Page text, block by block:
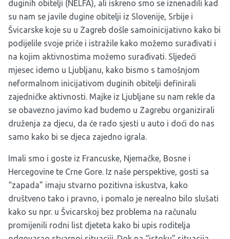
duginih obitelji (NELFA), ali iskreno smo se iznenadili kad
su nam se javile dugine obitelji iz Slovenije, Srbije i
Švicarske koje su u Zagreb došle samoinicijativno kako bi
podijelile svoje priče i istražile kako možemo surađivati i
na kojim aktivnostima možemo surađivati. Sljedeći
mjesec idemo u Ljubljanu, kako bismo s tamošnjom
neformalnom inicijativom duginih obitelji definirali
zajedničke aktivnosti. Majke iz Ljubljane su nam rekle da
se obavezno javimo kad budemo u Zagrebu organizirali
druženja za djecu, da će rado sjesti u auto i doći do nas
samo kako bi se djeca zajedno igrala.
Imali smo i goste iz Francuske, Njemačke, Bosne i
Hercegovine te Crne Gore. Iz naše perspektive, gosti sa
“zapada” imaju stvarno pozitivna iskustva, kako
društveno tako i pravno, i pomalo je nerealno bilo slušati
kako su npr. u Švicarskoj bez problema na računalu
promijenili rodni list djeteta kako bi upis roditelja